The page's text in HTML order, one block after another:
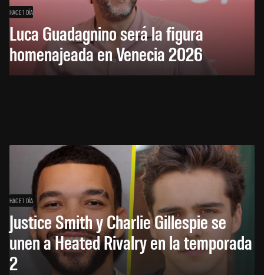
HACE 1 DÍA
Luca Guadagnino será la figura
homenajeada en Venecia 2026
HACE 1 DÍA
Justice Smith y Charlie Gillespie se
unen a Heated Rivalry en la temporada
2